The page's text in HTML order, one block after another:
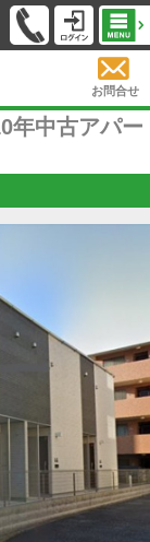
お問合せ
年中古アパー